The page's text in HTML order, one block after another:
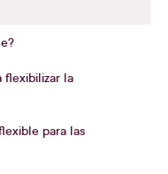
flexibilizar la
para las